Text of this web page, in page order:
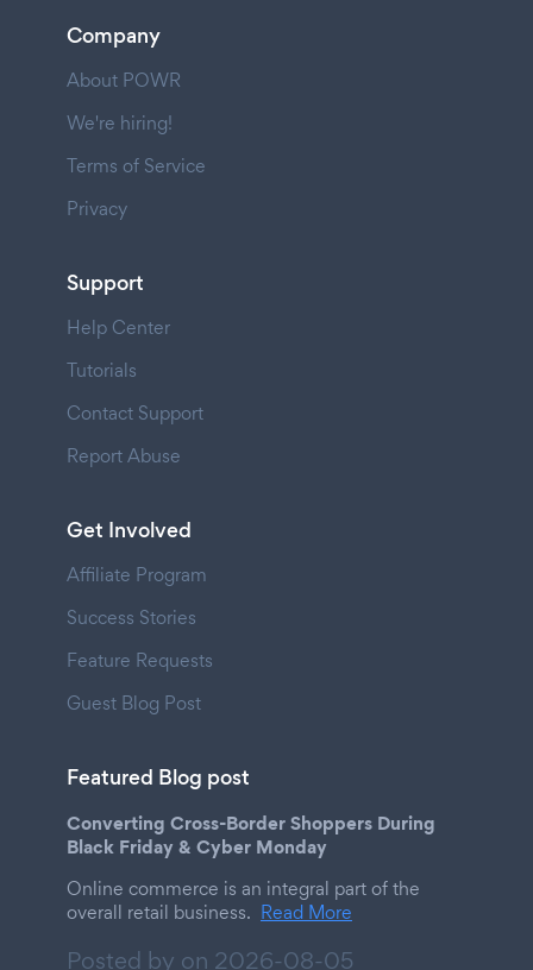
Company
About POWR
We're hiring!
Terms of Service
Privacy
Support
Help Center
Tutorials
Contact Support
Report Abuse
Get Involved
Affiliate Program
Success Stories
Feature Requests
Guest Blog Post
Featured Blog post
Converting Cross-Border Shoppers During
Black Friday & Cyber Monday
Online commerce is an integral part of the
overall retail business. Read More
Posted by on 2026-08-05